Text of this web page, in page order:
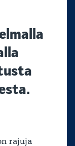
rajuja